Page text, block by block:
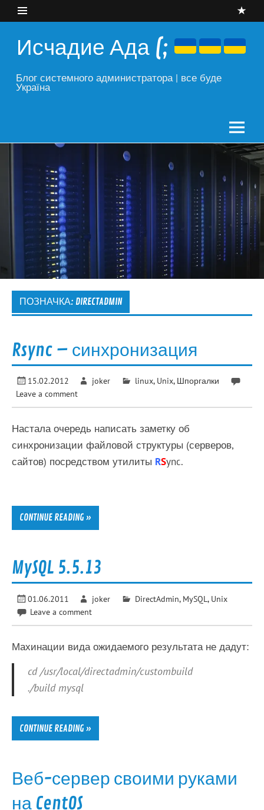
content
Исчадие Ада (;
Блог системного администратора | все буде
Україна
ПОЗНАЧКА: DIRECTADMIN
Rsync – синхронизация
15.02.2012 joker linux, Unix, Шпоргалки
Leave a comment
Настала очередь написать заметку об
синхронизации файловой структуры (серверов,
сайтов) посредством утилиты RSync.
CONTINUE READING »
MySQL 5.5.13
01.06.2011 joker DirectAdmin, MySQL , Unix
Leave a comment
Махинации вида ожидаемого результата не дадут:
cd /usr/local/directadmin/custombuild
./build mysql
CONTINUE READING »
Веб-сервер своими руками
на CentOS